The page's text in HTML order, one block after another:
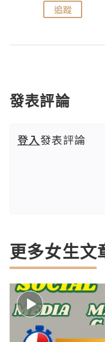
追蹤
發表評論
登入發表評論
更多女生文